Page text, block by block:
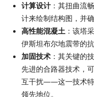
计算设计：其扭曲流
计来绘制结构图，并
高性能混凝土 ：该塔
伊斯坦布尔地震带的
加固技术 ：其关键的
先进的合路器技术，
互干扰——这一技术特
领先地位。